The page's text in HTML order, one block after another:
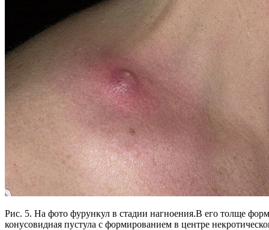
Рис. 5. На фото фурункул в стадии нагноения.В его толще
конусовидная пустула с формированием в центре